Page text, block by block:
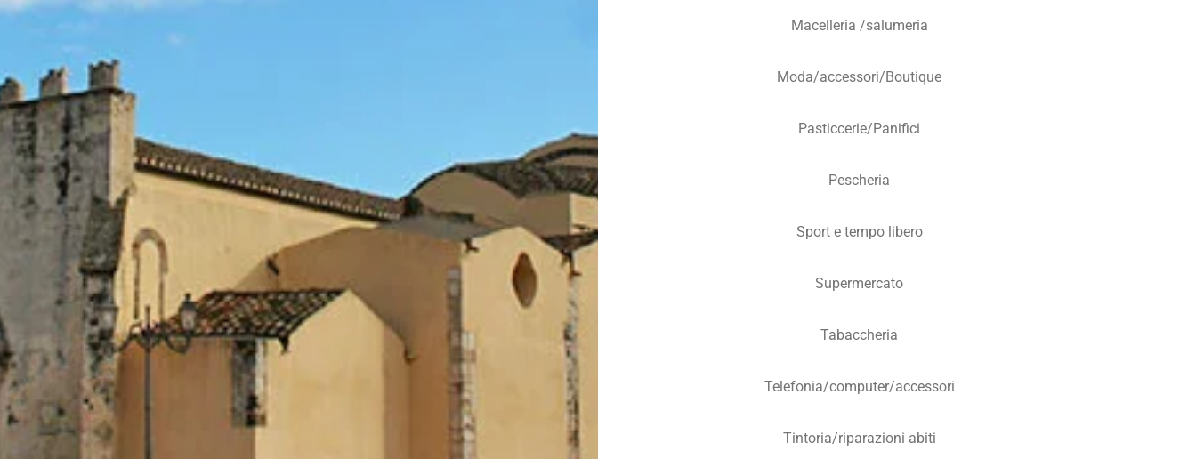
Macelleria /salumeria
Moda/accessori/Boutique
Pasticcerie/Panifici
Pescheria
Sport e tempo libero
Supermercato
Tabaccheria
Telefonia/computer/accessori
Tintoria/riparazioni abiti